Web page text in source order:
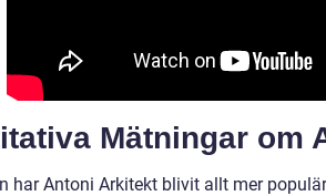
Mätningar om
har Antoni Arkitekt blivit allt mer